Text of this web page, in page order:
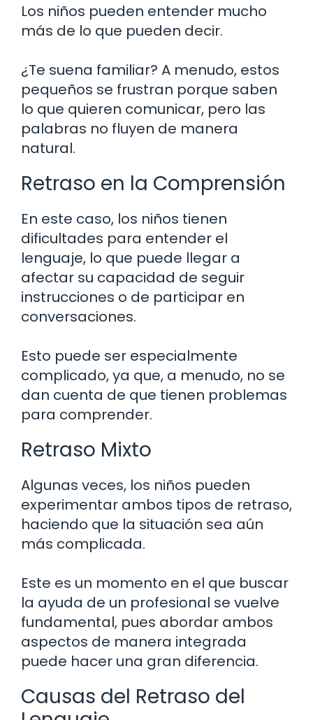
Los niños pueden entender mucho
más de lo que pueden decir.
¿Te suena familiar? A menudo, estos
pequeños se frustran porque saben
lo que quieren comunicar, pero las
palabras no fluyen de manera
natural.
Retraso en la Comprensión
En este caso, los niños tienen
dificultades para entender el
lenguaje, lo que puede llegar a
afectar su capacidad de seguir
instrucciones o de participar en
conversaciones.
Esto puede ser especialmente
complicado, ya que, a menudo, no se
dan cuenta de que tienen problemas
para comprender.
Retraso Mixto
Algunas veces, los niños pueden
experimentar ambos tipos de retraso,
haciendo que la situación sea aún
más complicada.
Este es un momento en el que buscar
la ayuda de un profesional se vuelve
fundamental, pues abordar ambos
aspectos de manera integrada
puede hacer una gran diferencia.
Causas del Retraso del